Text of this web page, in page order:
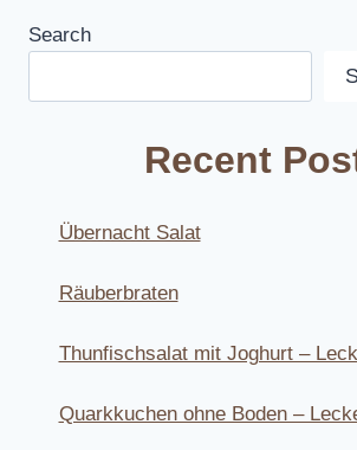
Search
Recent
Übernacht Salat
Räuberbraten
Thunfischsalat mit Joghurt –
Quarkkuchen ohne Boden –